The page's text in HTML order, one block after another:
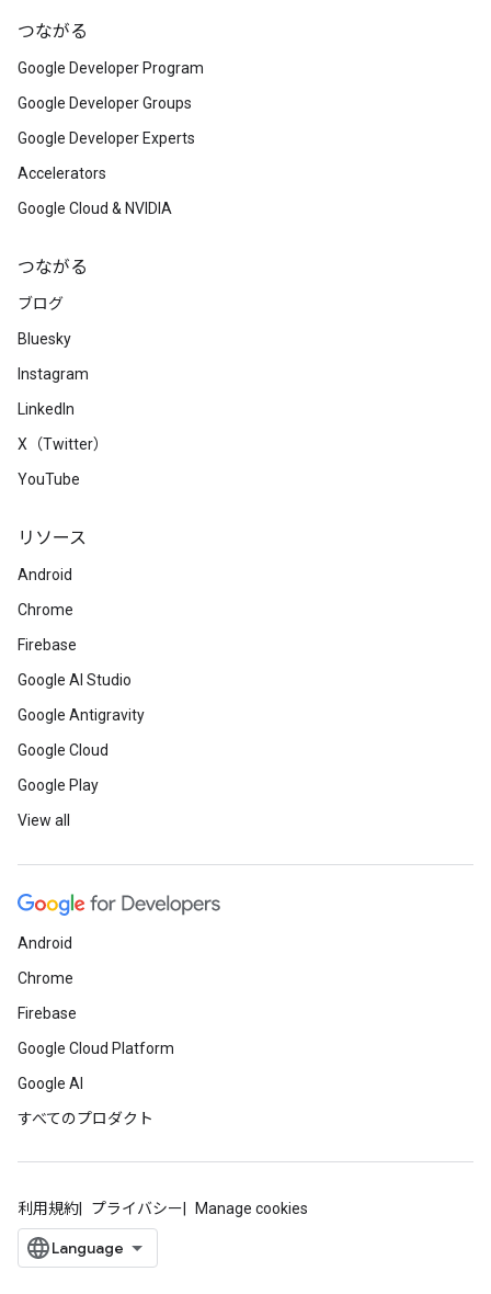
つながる
Google Developer Program
Google Developer Groups
Google Developer Experts
Accelerators
Google Cloud & NVIDIA
つながる
ブログ
Bluesky
Instagram
LinkedIn
X（Twitter）
YouTube
リソース
Android
Chrome
Firebase
Google AI Studio
Google Antigravity
Google Cloud
Google Play
View all
Android
Chrome
Firebase
Google Cloud Platform
Google AI
すべてのプロダクト
利用規約 プライバシー Manage cookies